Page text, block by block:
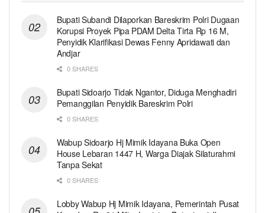
Bupati Subandi Dilaporkan Bareskrim Polri Dugaan
Korupsi Proyek Pipa PDAM Delta Tirta Rp 16 M,
Penyidik Klarifikasi Dewas Fenny Apridawati dan
Andjar
0 SHARES
Bupati Sidoarjo Tidak Ngantor, Diduga Menghadiri
Pemanggilan Penyidik Bareskrim Polri
0 SHARES
Wabup Sidoarjo Hj Mimik Idayana Buka Open
House Lebaran 1447 H, Warga Diajak Silaturahmi
Tanpa Sekat
0 SHARES
Lobby Wabup Hj Mimik Idayana, Pemerintah Pusat